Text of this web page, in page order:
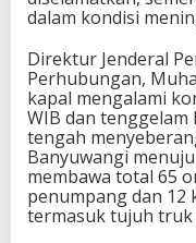
dalam kondisi
Direktur Jenderal
Perhubungan,
kapal mengalami
WIB dan tenggelam
tengah
Banyuwangi
membawa total 65
penumpang dan
termasuk tujuh